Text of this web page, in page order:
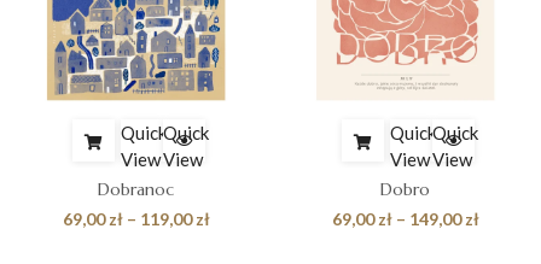
Quick
View
Quick
View
Dobranoc
69,00zł – 119,00złZakres
Quick
View
Quick
View
Dobro
69,00zł – 149,00złZakres